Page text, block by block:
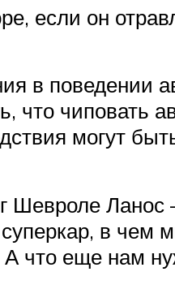
если он
в поведении
что
могут
Ланос
суперкар, в
что еще нам